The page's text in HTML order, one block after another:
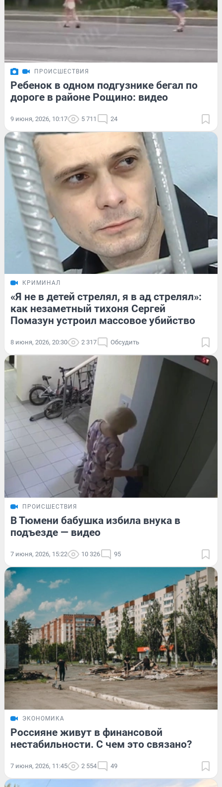
ПРОИСШЕСТВИЯ
Ребенок в одном подгузнике бегал по
дороге в районе Рощино: видео
9 июня, 2026, 10:17 5 711 24
КРИМИНАЛ
«Я не в детей стрелял, я в ад стрелял»:
как незаметный тихоня Сергей
Помазун устроил массовое убийство
8 июня, 2026, 20:30 2 317 Обсудить
ПРОИСШЕСТВИЯ
В Тюмени бабушка избила внука в
подъезде — видео
7 июня, 2026, 15:22 10 326 95
ЭКОНОМИКА
Россияне живут в финансовой
нестабильности. С чем это связано?
7 июня, 2026, 11:45 2 554 49